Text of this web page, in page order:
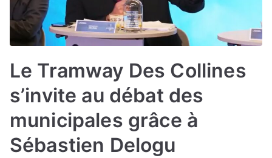
Le Tramway Des Collines
s’invite au débat des
municipales grâce à
Sébastien Delogu